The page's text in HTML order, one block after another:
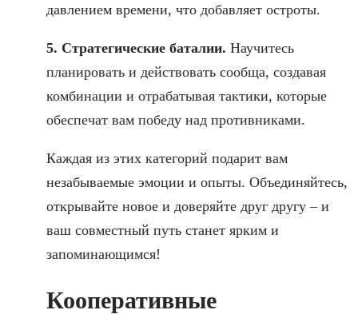
давлением времени, что добавляет остроты.
5. Стратегические баталии. Научитесь
планировать и действовать сообща, создавая
комбинации и отрабатывая тактики, которые
обеспечат вам победу над противниками.
Каждая из этих категорий подарит вам
незабываемые эмоции и опыты. Объединяйтесь,
открывайте новое и доверяйте друг другу – и
ваш совместный путь станет ярким и
запоминающимся!
Кооперативные